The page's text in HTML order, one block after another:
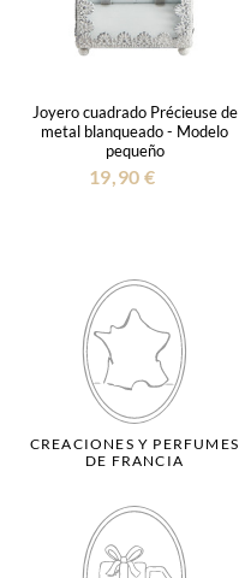
Joyero cuadrado Précieuse de
metal blanqueado - Modelo
pequeño
19,90 €
CREACIONES Y PERFUMES
DE FRANCIA